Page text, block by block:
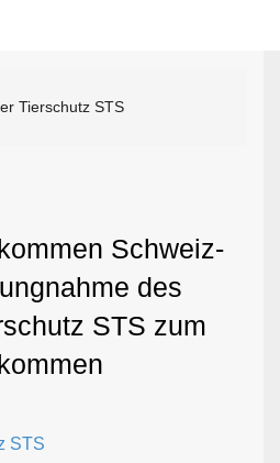
Tierschutz STS
Schweiz-
des
STS zum